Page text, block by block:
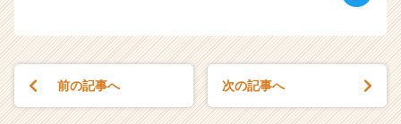
前の記事へ 次の記事へ